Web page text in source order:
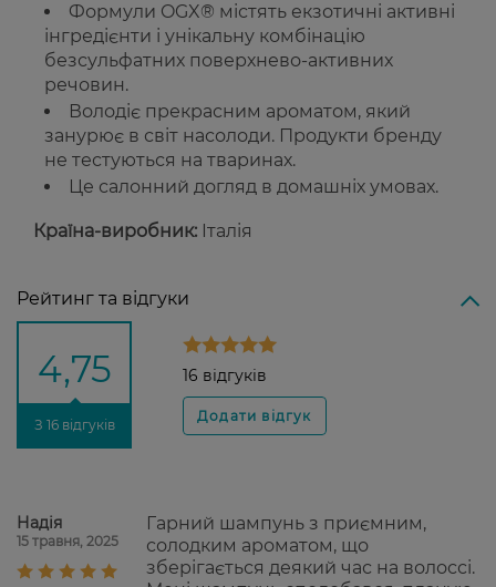
Формули OGX® містять екзотичні активні
інгредієнти і унікальну комбінацію
безсульфатних поверхнево-активних
речовин.
Володіє прекрасним ароматом, який
занурює в світ насолоди. Продукти бренду
не тестуються на тваринах.
Це салонний догляд в домашніх умовах.
Країна-виробник: Італія
Рейтинг та відгуки
4,75
З 16 відгуків
16 відгуків
Надія
15 травня, 2025
Гарний шампунь з приємним,
солодким ароматом, що
зберігається деякий час на волоссі.